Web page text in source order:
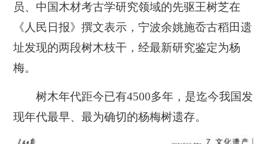
员、中国木材考古学研究领域的先驱王树芝在
《人民日报》撰文表示，宁波余姚施岙古稻田遗
址发现的两段树木枝干，经最新研究鉴定为杨
梅。
树木年代距今已有4500多年，是迄今我国发
现年代最早、最为确切的杨梅树遗存。